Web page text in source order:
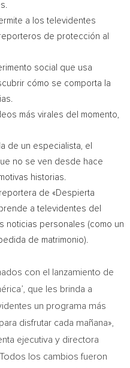
a los televidentes
de protección al
social que usa
cómo se comporta la
más virales del momento,
de un especialista, el
no se ven desde hace
historias.
de «Despierta
a televidentes del
noticias personales (como un
de matrimonio).
con el lanzamiento de
que les brinda a
un programa más
disfrutar cada mañana»,
ejecutiva y directora
los cambios fueron